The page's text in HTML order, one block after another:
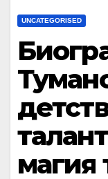
UNCATEGORISED
магия